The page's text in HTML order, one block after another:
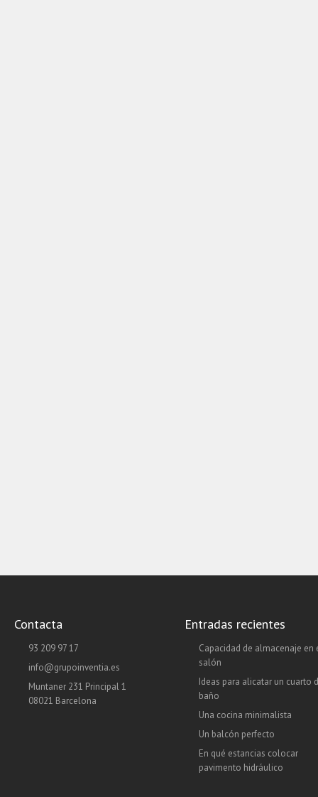
Contacta
93 209 97 17
info@grupoinventia.es
Muntaner 231 Principal 1
08021 Barcelona
Entradas recientes
Capacidad de almacenaje en
salón
Ideas para alicatar un cuarto
baño
Una cocina minimalista
Un balcón perfecto
En qué estancias colocar
pavimento hidráulico